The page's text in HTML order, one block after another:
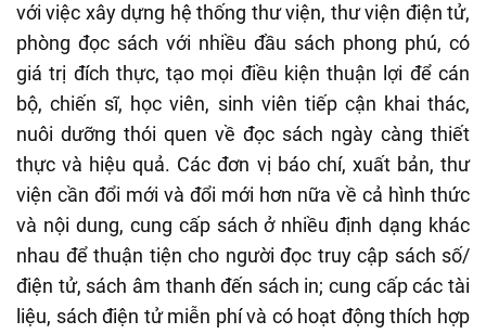
với việc xây dựng hệ thống thư viện, thư viện điện tử,
phòng đọc sách với nhiều đầu sách phong phú, có
giá trị đích thực, tạo mọi điều kiện thuận lợi để cán
bộ, chiến sĩ, học viên, sinh viên tiếp cận khai thác,
nuôi dưỡng thói quen về đọc sách ngày càng thiết
thực và hiệu quả. Các đơn vị báo chí, xuất bản, thư
viện cần đổi mới và đổi mới hơn nữa về cả hình thức
và nội dung, cung cấp sách ở nhiều định dạng khác
nhau để thuận tiện cho người đọc truy cập sách số/
điện tử, sách âm thanh đến sách in; cung cấp các tài
liệu, sách điện tử miễn phí và có hoạt động thích hợp